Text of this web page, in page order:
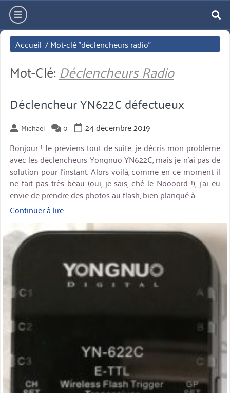
Aller
directement
au
contenu
hamburger
Accueil /Mot-clé "déclencheurs radio"
Mot-Clé: Déclencheurs Radio
Déclencheur YN622C défectueux
Michaël 0
24 décembre 2019
Bonjour ! Je préviens tout de suite, je décris mon problème
avec les déclencheurs Yongnuo YN622C, mais je n’ai pas de
solution pour l’instant. Alors voilà, comme en ce moment il
ne fait pas très beau (oui, je sais, ché le Noooord !), j’ai eu
envie de prendre des photos au flash, bien planqué à …
Continuer à lire« Déclencheur
YN622C
défectueux »
miniature